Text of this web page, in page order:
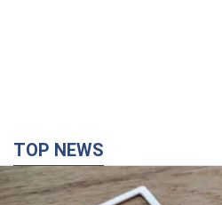
TOP NEWS